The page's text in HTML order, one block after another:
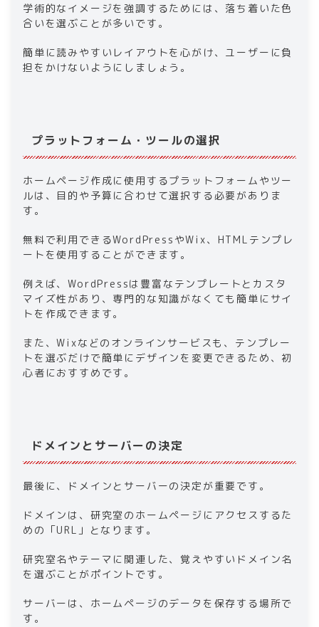
学術的なイメージを強調するためには、落ち着いた色
合いを選ぶことが多いです。
簡単に読みやすいレイアウトを心がけ、ユーザーに負
担をかけないようにしましょう。
プラットフォーム・ツールの選択
ホームページ作成に使用するプラットフォームやツー
ルは、目的や予算に合わせて選択する必要がありま
す。
無料で利用できるWordPressやWix、HTMLテンプレ
ートを使用することができます。
例えば、WordPressは豊富なテンプレートとカスタ
マイズ性があり、専門的な知識がなくても簡単にサイ
トを作成できます。
また、Wixなどのオンラインサービスも、テンプレー
トを選ぶだけで簡単にデザインを変更できるため、初
心者におすすめです。
ドメインとサーバーの決定
最後に、ドメインとサーバーの決定が重要です。
ドメインは、研究室のホームページにアクセスするた
めの「URL」となります。
研究室名やテーマに関連した、覚えやすいドメイン名
を選ぶことがポイントです。
サーバーは、ホームページのデータを保存する場所で
す。